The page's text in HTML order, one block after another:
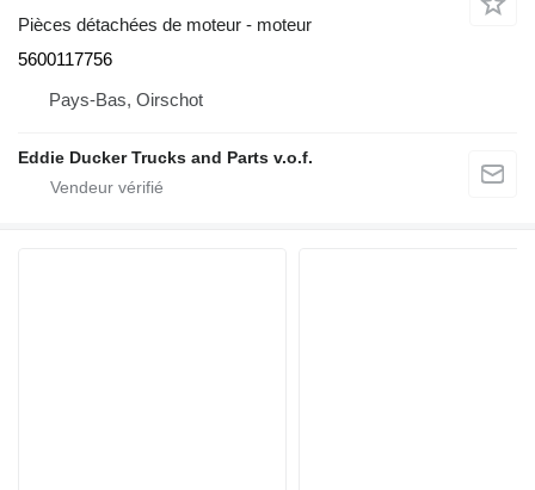
Pièces détachées de moteur - moteur
5600117756
Pays-Bas, Oirschot
Eddie Ducker Trucks and Parts v.o.f.